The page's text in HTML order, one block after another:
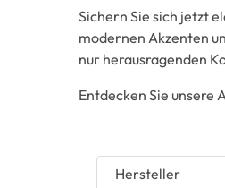
Sichern Sie sich jetzt
modernen Akzenten
nur herausragenden
Entdecken Sie unsere
Hersteller